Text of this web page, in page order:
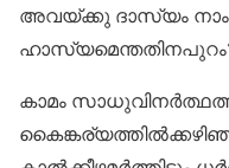
അവയ്ക്കു ദാസ്യം
കാമം